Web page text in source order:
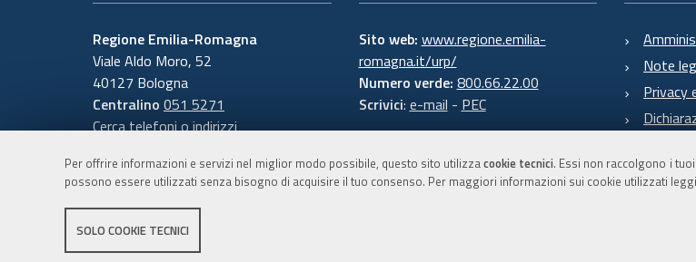
Per offrire informazioni e servizi nel miglior modo possibile, questo sito utilizzacookie tecnici. Essi non raccolgono i
possono essere utilizzati senza bisogno di acquisire il tuo consenso. Per maggiori informazioni sui cookie utilizzati
SOLO COOKIE TECNICI
Regione Emilia-Romagna
Viale Aldo Moro, 52
40127 Bologna
Centralino 051 5271
Cerca telefoni o indirizzi
Sito web: www.regione.emilia-
romagna.it/urp/
Numero verde: 800.66.22.00
Scrivici: e-mail - PEC
Note
Privacy